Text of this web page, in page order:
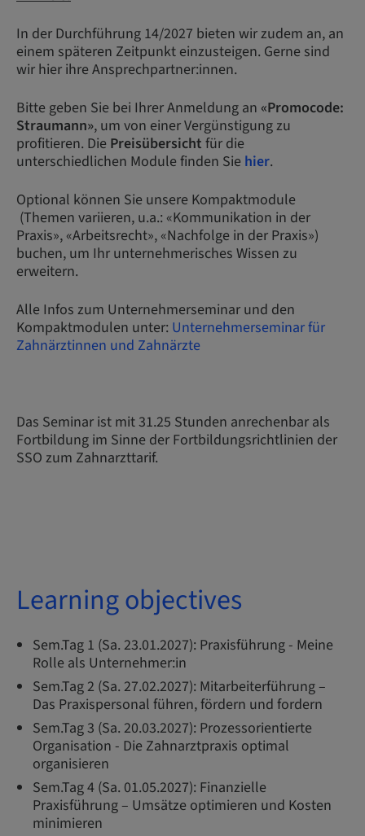
In der Durchführung 14/2027 bieten wir zudem an, an
einem späteren Zeitpunkt einzusteigen. Gerne sind
wir hier ihre Ansprechpartner:innen.
Bitte geben Sie bei Ihrer Anmeldung an «Promocode:
Straumann», um von einer Vergünstigung zu
profitieren. Die Preisübersicht für die
unterschiedlichen Module finden Sie hier.
Optional können Sie unsere Kompaktmodule
(Themen variieren, u.a.: «Kommunikation in der
Praxis», «Arbeitsrecht», «Nachfolge in der Praxis»)
buchen, um Ihr unternehmerisches Wissen zu
erweitern.
Alle Infos zum Unternehmerseminar und den
Kompaktmodulen unter: Unternehmerseminar für
Zahnärztinnen und Zahnärzte
Das Seminar ist mit 31.25 Stunden anrechenbar als
Fortbildung im Sinne der Fortbildungsrichtlinien der
SSO zum Zahnarzttarif.
Learning objectives
Sem.Tag 1 (Sa. 23.01.2027): Praxisführung - Meine
Rolle als Unternehmer:in
Sem.Tag 2 (Sa. 27.02.2027): Mitarbeiterführung –
Das Praxispersonal führen, fördern und fordern
Sem.Tag 3 (Sa. 20.03.2027): Prozessorientierte
Organisation - Die Zahnarztpraxis optimal
organisieren
Sem.Tag 4 (Sa. 01.05.2027): Finanzielle
Praxisführung – Umsätze optimieren und Kosten
minimieren